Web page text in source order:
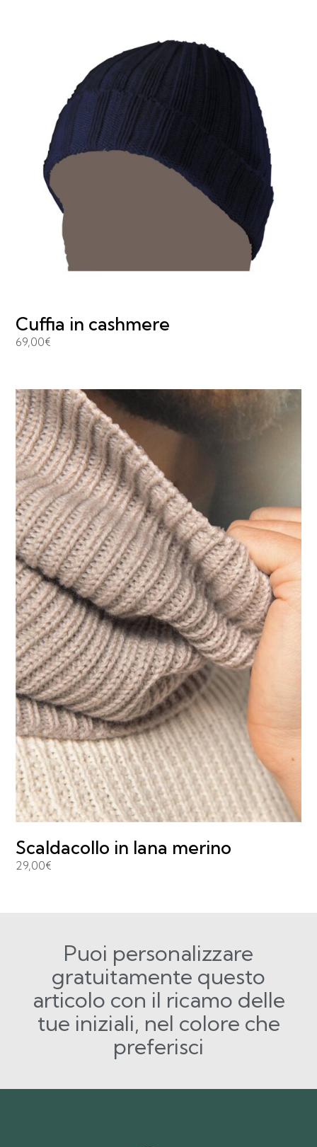
Cuffia in cashmere
69,00€
Scaldacollo in lana merino
29,00€
Puoi personalizzare
gratuitamente questo
articolo con il ricamo delle
tue iniziali, nel colore che
preferisci